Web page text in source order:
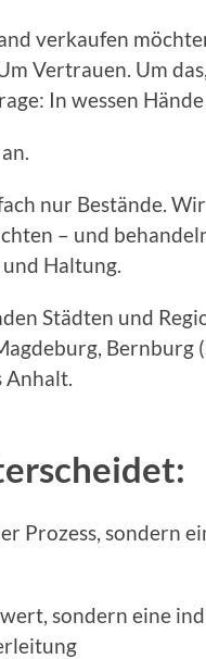
verkaufen
Vertrauen. Um
In wessen
nur Bestände.
– und
Haltung.
Städten und
Bernburg
Anhalt.
sondern ein
sondern eine